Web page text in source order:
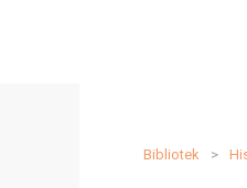
Bibliotek >